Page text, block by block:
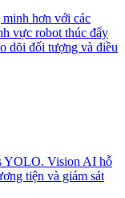
minh hơn với các
vực robot thúc đẩy
dõi đối tượng và điều
YOLO. Vision AI hỗ
tiện và giám sát